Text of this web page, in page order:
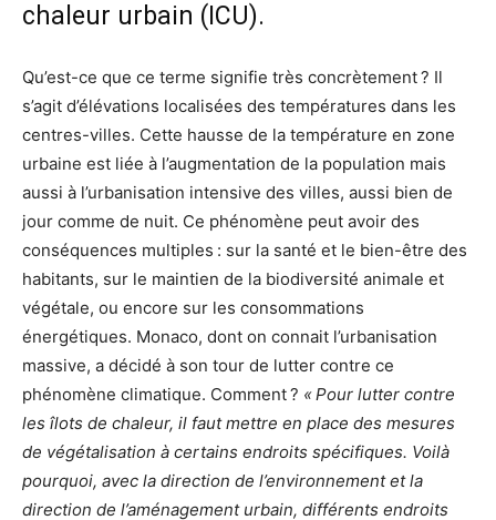
chaleur urbain (ICU).
Qu’est-ce que ce terme signifie très concrètement ? Il
s’agit d’élévations localisées des températures dans les
centres-villes. Cette hausse de la température en zone
urbaine est liée à l’augmentation de la population mais
aussi à l’urbanisation intensive des villes, aussi bien de
jour comme de nuit. Ce phénomène peut avoir des
conséquences multiples : sur la santé et le bien-être des
habitants, sur le maintien de la biodiversité animale et
végétale, ou encore sur les consommations
énergétiques. Monaco, dont on connait l’urbanisation
massive, a décidé à son tour de lutter contre ce
phénomène climatique. Comment ? « Pour lutter contre
les îlots de chaleur, il faut mettre en place des mesures
de végétalisation à certains endroits spécifiques. Voilà
pourquoi, avec la direction de l’environnement et la
direction de l’aménagement urbain, différents endroits